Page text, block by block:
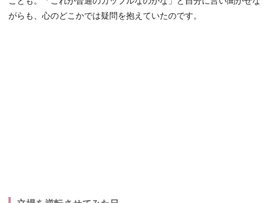
がらも、心のどこかでは疑問を抱えていたのです。